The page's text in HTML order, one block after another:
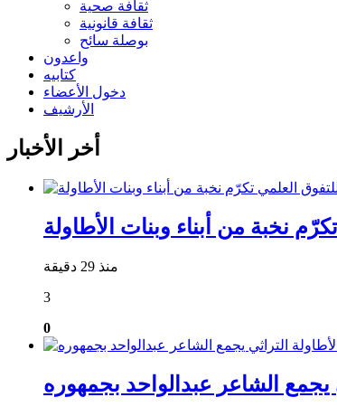
ثقافة صحية
ثقافة قانونية
بوصلة سائح
واعدون
كتابيه
دخول الأعضاء
الأرشيف
أخر الأخبار
نخبة من أبناء وبنات الأطاولة
منذ 29 دقيقة
3
0
يجمع الشاعر عبدالواحد بجمهوره